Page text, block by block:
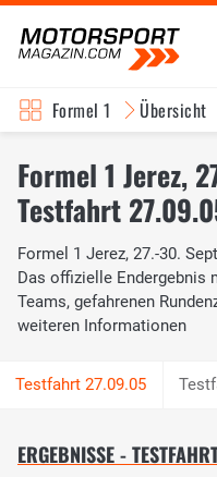
Formel 1 Übersicht
Formel 1 Jerez,
Testfahrt
Formel 1 Jerez, 27.-30.
Das offizielle Endergebnis
Teams, gefahrenen
weiteren Informationen
ERGEBNISSE -